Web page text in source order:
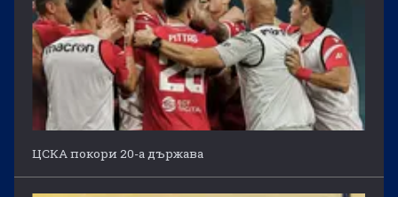
ЦСКА покори 20-а държава